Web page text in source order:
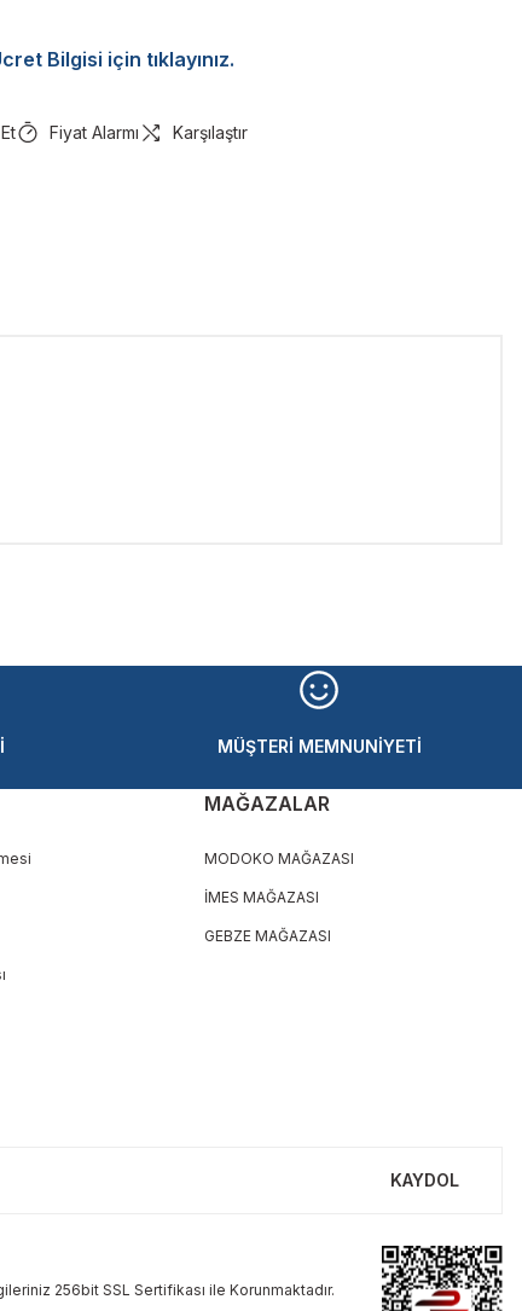
Bilgisi için tıklayınız.
Fiyat Alarmı Karşılaştır
MÜŞTERİ MEMNUNİYETİ
MAĞAZALAR
MODOKO MAĞAZASI
İMES MAĞAZASI
GEBZE MAĞAZASI
KAYDOL
256bit SSL Sertifikası ile Korunmaktadır.